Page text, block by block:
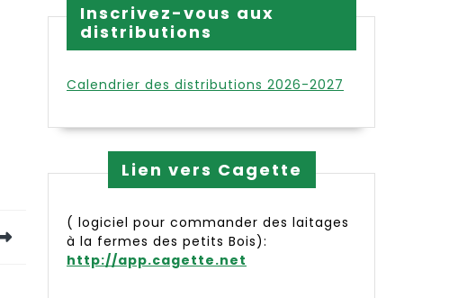
Inscrivez-vous aux
distributions
Calendrier des distributions 2026-2027
Lien vers Cagette
( logiciel pour commander des laitages
à la fermes des petits Bois):
http://app.cagette.net